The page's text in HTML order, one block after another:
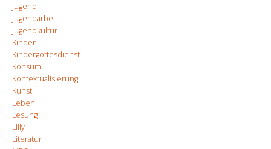
Jugend
Jugendarbeit
Jugendkultur
Kinder
Kindergottesdienst
Konsum
Kontextualisierung
Kunst
Leben
Lesung
Lilly
Literatur